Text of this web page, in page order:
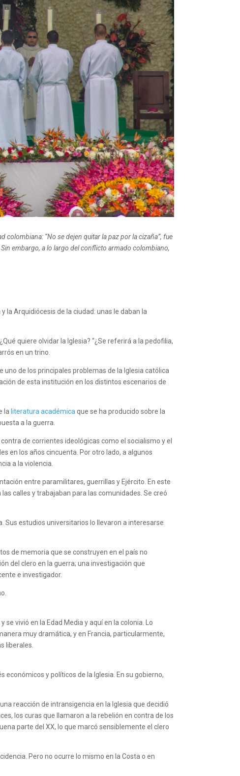
“No se dejen quitar la paz por la cizaña”, fue
embargo, a lo largo del conflicto armado colombiano,
la Arquidiócesis de la ciudad: unas le daban la
quiere olvidar la Iglesia? “¿Se referirá a la pedofilia,
en un trino.
de los principales problemas de la Iglesia católica
de esta institución en los distintos escenarios de
la literatura académicaque se ha producido sobre la
a la guerra.
de corrientes ideológicas como el socialismo y el
en los años cincuenta. Por otro lado, a algunos
a la violencia.
entre paramilitares, guerrillas y Ejército. En este
calles y trabajaban para las comunidades. Se creó
Sus estudios universitarios lo llevaron a interesarse
de memoria que se construyen en el país no
del clero en la guerra; una investigación que
e investigador.
vivió en la Edad Media y aquí en la colonia. Lo
muy dramática, y en Francia, particularmente,
liberales.
económicos y políticos de la Iglesia. En su gobierno,
reacción de intransigencia en la Iglesia que decidió
los curas que llamaron a la rebelión en contra de los
parte del XX, lo que marcó sensiblemente el clero
Pero no ocurre lo mismo en la Costa o en